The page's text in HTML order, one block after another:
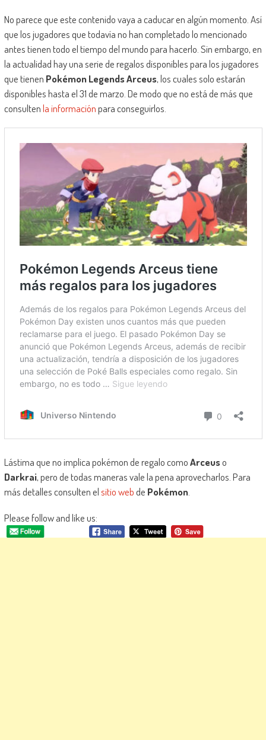
No parece que este contenido vaya a caducar en algún momento. Así
que los jugadores que todavía no han completado lo mencionado
antes tienen todo el tiempo del mundo para hacerlo. Sin embargo, en
la actualidad hay una serie de regalos disponibles para los jugadores
que tienen Pokémon Legends Arceus, los cuales solo estarán
disponibles hasta el 31 de marzo. De modo que no está de más que
consultenla informaciónpara conseguirlos.
Lástima que no implica pokémon de regalo comoArceuso
Darkrai, pero de todas maneras vale la pena aprovecharlos. Para
más detalles consulten elsitio webde Pokémon.
Please follow and like us: